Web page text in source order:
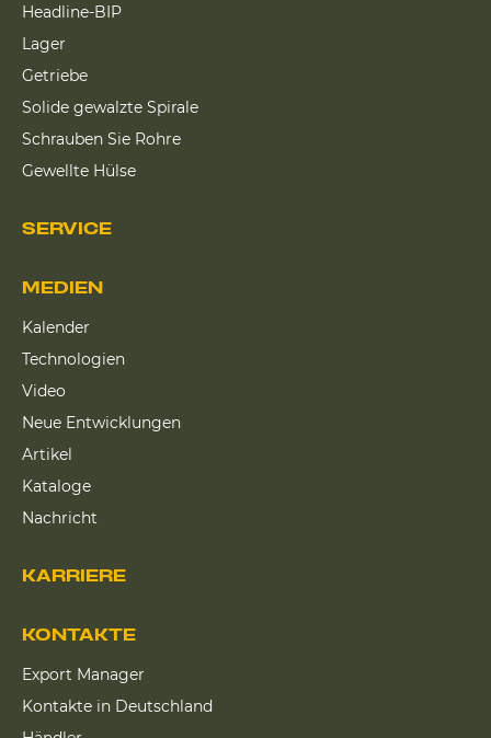
Headline-BIP
Lager
Getriebe
Solide gewalzte Spirale
Schrauben Sie Rohre
Gewellte Hülse
SERVICE
KARRIERE
MEDIEN
Kalender
Technologien
Video
Neue Entwicklungen
Artikel
Kataloge
Nachricht
KONTAKTE
Export Manager
Kontakte in Deutschland